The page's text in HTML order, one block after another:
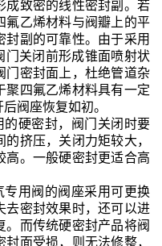
成致密的线性密封副。若
氟乙烯材料与阀瓣上的平
封副的可靠性。由于采用
门关闭前形成锥面喷射状
门密封面上，杜绝管道杂
聚四氟乙烯材料具有一定
阀座恢复如初。
硬密封，阀门关闭时要
挤压，关闭力矩较大，
高。一般硬密封更适合高
用阀的阀座采用可更换
去密封效果时，还可以进
而传统硬密封产品将阀
面受损，则无法修整，